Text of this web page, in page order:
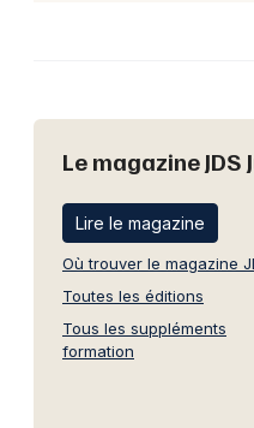
Le magazine JDS
Lire le magazine
Où trouver le magazine
Toutes les éditions
Tous les suppléments
formation